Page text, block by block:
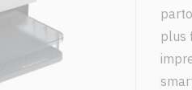
plus